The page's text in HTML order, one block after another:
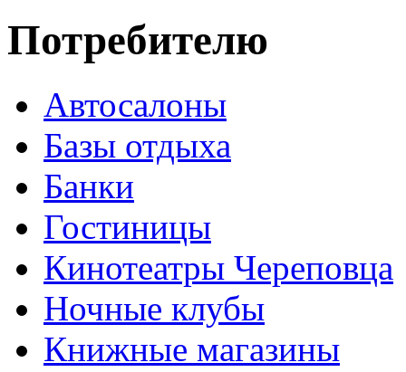
Потребителю
Автосалоны
Базы отдыха
Банки
Гостиницы
Кинотеатры Череповца
Ночные клубы
Книжные магазины